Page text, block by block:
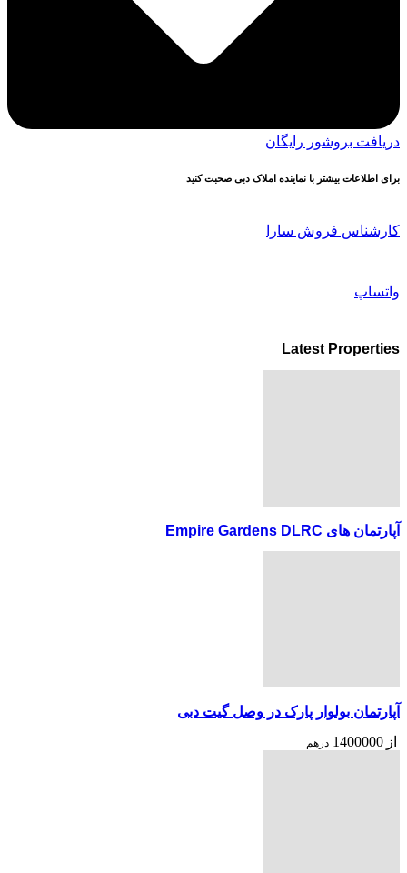
دریافت بروشور رایگان
برای اطلاعات بیشتر با نماینده املاک دبی صحبت کنید
کارشناس فروش سارا
واتساپ
Latest Properties
آپارتمان های Empire Gardens DLRC
آپارتمان بولوار پارک در وصل گیت دبی
از 1400000 درهم